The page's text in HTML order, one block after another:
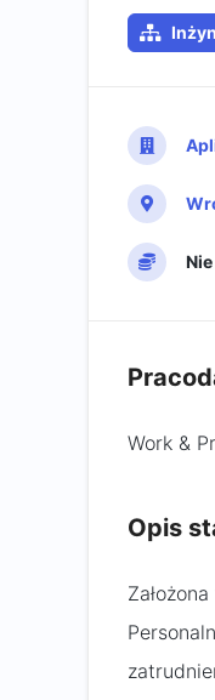
Work &
Opis